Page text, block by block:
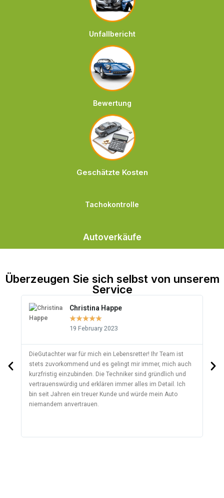
Unfallbericht
Bewertung
Geschätzte Kosten
Tachokontrolle
Autoverkäufe
Überzeugen Sie sich selbst von unserem
Service
Christina Happe
★★★★★
19 February 2023
DieGutachter war für mich ein Lebensretter! Ihr Team ist
stets zuvorkommend und es gelingt mir immer, mich auch
kurzfristig einzubinden. Die Techniker sind gründlich und
vertrauenswürdig und erklären immer alles im Detail. Ich
bin seit Jahren ein treuer Kunde und würde mein Auto
niemandem anvertrauen.